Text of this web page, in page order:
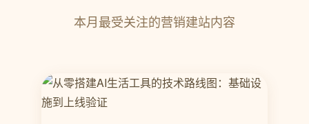
本月最受关注的营销建站内容